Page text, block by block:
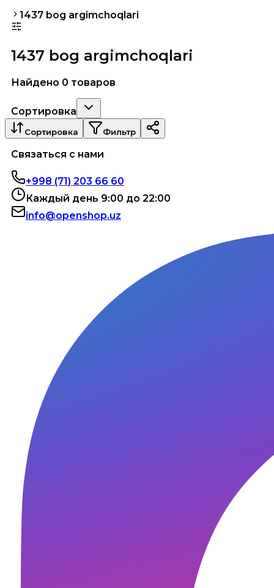
1437 bog argimchoqlari
1437 bog argimchoqlari
Найдено 0 товаров
Сортировка
Сортировка Фильтр
Связаться с нами
+998 (71) 203 66 60
Каждый день 9:00 до 22:00
info@openshop.uz